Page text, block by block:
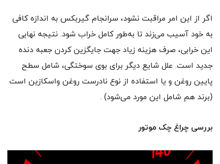
اگر از این امر مراقبت نشود، سرانجام گیربکس به اندازه کافی
به خود آسیب می‌زند تا به‌طور کامل خراب شود. نتیجه نهایی
این خرابی، صرف هزینه زیاد جهت جایگزین کردن جعبه دنده
جدید است. علل شایع دیگر برای بوی سوختگی، شامل سطح
پایین روغن و یا استفاده از نوع نادرست روغن واسکازین است
‌‌(برند هم شامل این مورد می‌شود) .
بررسی چراغ چک موتور